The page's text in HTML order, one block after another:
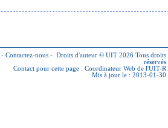
- Contactez-nous - Droits d'auteur © UIT 2026 Tous droits
réservés
Contact pour cette page : Coordinateur Web de l'UIT-R
Mis à jour le : 2013-01-30